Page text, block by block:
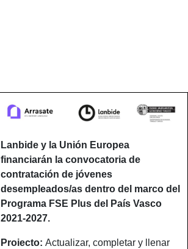
Lanbide y la Unión Europea
financiarán la convocatoria de
contratación de jóvenes
desempleados/as dentro del marco del
Programa FSE Plus del País Vasco
2021-2027.
Proiecto: Actualizar, completar y llenar